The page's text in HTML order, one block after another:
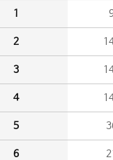
1
2
3
4
5
6